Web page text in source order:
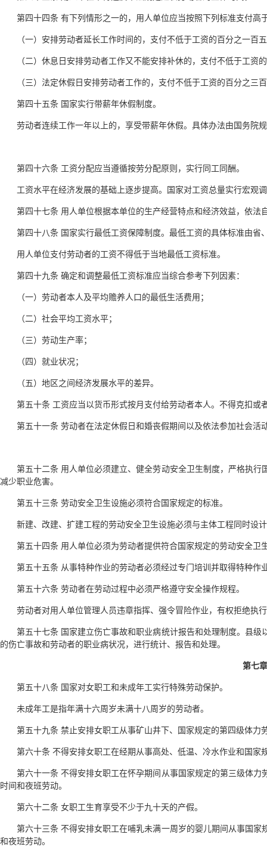
第四十四条 有下列情形之一的，用人单位应当按照下列标准支付高
（一）安排劳动者延长工作时间的，支付不低于工资的百分之一百
（二）休息日安排劳动者工作又不能安排补休的，支付不低于工资
（三）法定休假日安排劳动者工作的，支付不低于工资的百分之三
第四十五条 国家实行带薪年休假制度。
劳动者连续工作一年以上的，享受带薪年休假。具体办法由国务院
第四十六条 工资分配应当遵循按劳分配原则，实行同工同酬。
工资水平在经济发展的基础上逐步提高。国家对工资总量实行宏观
第四十七条 用人单位根据本单位的生产经营特点和经济效益，依法
第四十八条 国家实行最低工资保障制度。最低工资的具体标准由省
用人单位支付劳动者的工资不得低于当地最低工资标准。
第四十九条 确定和调整最低工资标准应当综合参考下列因素：
（一）劳动者本人及平均赡养人口的最低生活费用；
（二）社会平均工资水平；
（三）劳动生产率；
（四）就业状况；
（五）地区之间经济发展水平的差异。
第五十条 工资应当以货币形式按月支付给劳动者本人。不得克扣或
第五十一条 劳动者在法定休假日和婚丧假期间以及依法参加社会活
第五十二条 用人单位必须建立、健全劳动安全卫生制度，严格执
减少职业危害。
第五十三条 劳动安全卫生设施必须符合国家规定的标准。
新建、改建、扩建工程的劳动安全卫生设施必须与主体工程同时设
第五十四条 用人单位必须为劳动者提供符合国家规定的劳动安全
第五十五条 从事特种作业的劳动者必须经过专门培训并取得特种作
第五十六条 劳动者在劳动过程中必须严格遵守安全操作规程。
劳动者对用人单位管理人员违章指挥、强令冒险作业，有权拒绝执
第五十七条 国家建立伤亡事故和职业病统计报告和处理制度。县
的伤亡事故和劳动者的职业病状况，进行统计、报告和处理。
第七
第五十八条 国家对女职工和未成年工实行特殊劳动保护。
未成年工是指年满十六周岁未满十八周岁的劳动者。
第五十九条 禁止安排女职工从事矿山井下、国家规定的第四级体力
第六十条 不得安排女职工在经期从事高处、低温、冷水作业和国家
第六十一条 不得安排女职工在怀孕期间从事国家规定的第三级体
时间和夜班劳动。
第六十二条 女职工生育享受不少于九十天的产假。
第六十三条 不得安排女职工在哺乳未满一周岁的婴儿期间从事国
和夜班劳动。